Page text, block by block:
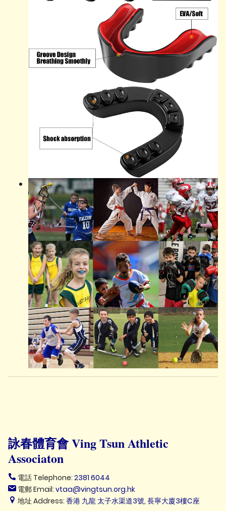
詠春體育會 Ving Tsun Athletic
Associaton
電話 Telephone: 2381 6044
電郵 Email: vtaa@vingtsun.org.hk
地址 Address: 香港 九龍 太子水渠道3號, 長寧大廈3樓C座